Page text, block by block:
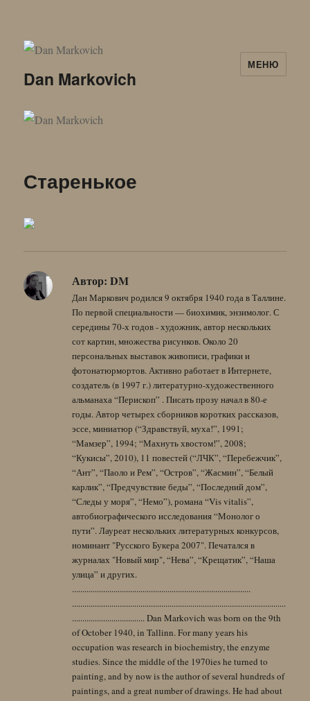
Dan Markovich
МЕНЮ
Старенькое
Автор: DM
Дан Маркович родился 9 октября 1940 года в Таллине.
По первой специальности — биохимик, энзимолог. С
середины 70-х годов - художник, автор нескольких
сот картин, множества рисунков. Около 20
персональных выставок живописи, графики и
фотонатюрмортов. Активно работает в Интернете,
создатель (в 1997 г.) литературно-художественного
альманаха “Перископ” . Писать прозу начал в 80-е
годы. Автор четырех сборников коротких рассказов,
эссе, миниатюр (“Здравствуй, муха!”, 1991;
“Мамзер”, 1994; “Махнуть хвостом!”, 2008;
“Кукисы”, 2010), 11 повестей (“ЛЧК”, “Перебежчик”,
“Ант”, “Паоло и Рем”, “Остров”, “Жасмин”, “Белый
карлик”, “Предчувствие беды”, “Последний дом”,
“Следы у моря”, “Немо”), романа “Vis vitalis”,
автобиографического исследования “Монолог о
пути”. Лауреат нескольких литературных конкурсов,
номинант "Русского Букера 2007". Печатался в
журналах "Новый мир", “Нева”, “Крещатик”, “Наша
улица” и других.
......................................................................................
.......................................................................................................
................................... Dan Markovich was born on the 9th
of October 1940, in Tallinn. For many years his
occupation was research in biochemistry, the enzyme
studies. Since the middle of the 1970ies he turned to
painting, and by now is the author of several hundreds of
paintings, and a great number of drawings. He had about